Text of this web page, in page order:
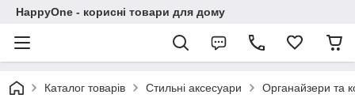
HappyOne - корисні товари для дому
Каталог товарів Стильні аксесуари Органайзери та